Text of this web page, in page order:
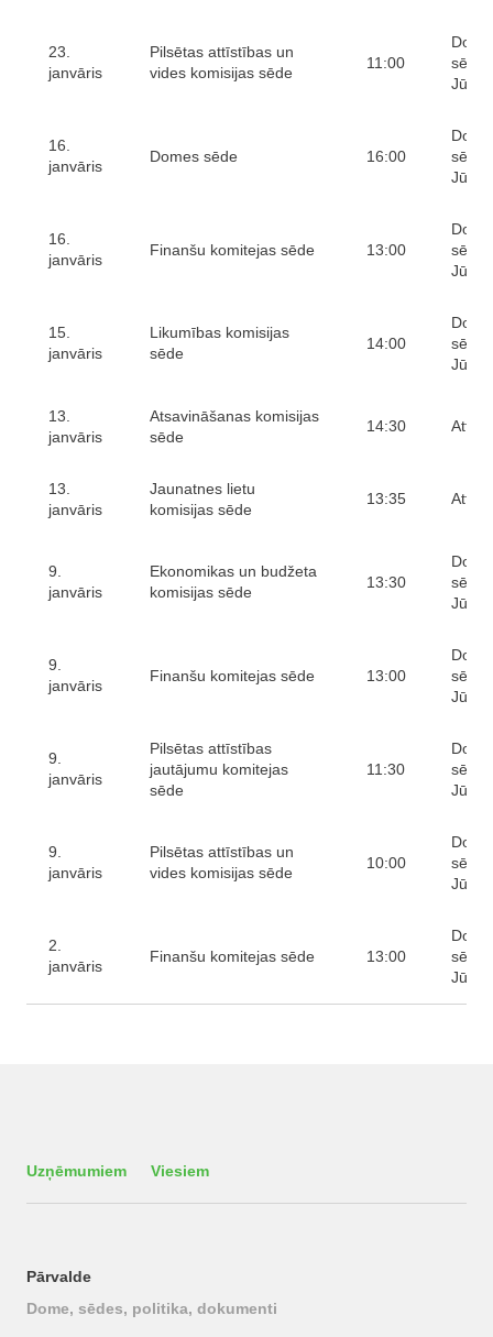
23.
janvāris
Pilsētas attīstības un
vides komisijas sēde
11:00
sēžu
16.
janvāris
Domes sēde 16:00
sēžu
16.
janvāris
Finanšu komitejas sēde 13:00
sēžu
15.
janvāris
Likumības komisijas
sēde
14:00
sēžu
13.
janvāris
Atsavināšanas komisijas
sēde
14:30
13.
janvāris
Jaunatnes lietu
komisijas sēde
13:35
9.
janvāris
Ekonomikas un budžeta
komisijas sēde
13:30
sēžu
9.
janvāris
Finanšu komitejas sēde 13:00
sēžu
9.
janvāris
Pilsētas attīstības
jautājumu komitejas
sēde
11:30
sēžu
9.
janvāris
Pilsētas attīstības un
vides komisijas sēde
10:00
sēžu
2.
janvāris
Finanšu komitejas sēde 13:00
sēžu
Uzņēmumiem Viesiem
Pārvalde
Dome, sēdes, politika, dokumenti